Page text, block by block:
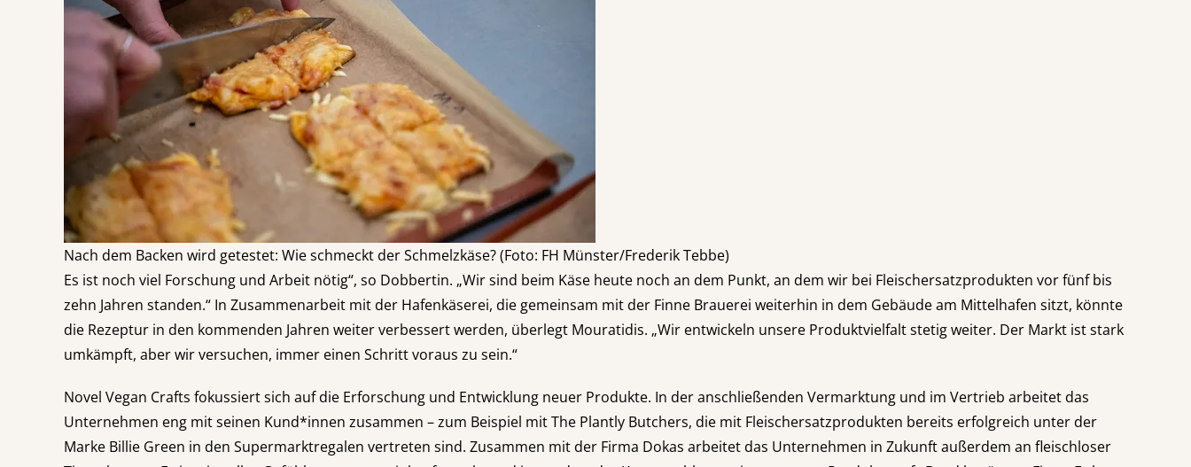
Nach dem Backen wird getestet: Wie schmeckt der Schmelzkäse? (Foto: FH Münster/Frederik Tebbe)
Es ist noch viel Forschung und Arbeit nötig“, so Dobbertin. „Wir sind beim Käse heute noch an dem Punkt, an dem wir bei Fleischersatzprodukten vor fünf bis
zehn Jahren standen.“ In Zusammenarbeit mit der Hafenkäserei, die gemeinsam mit der Finne Brauerei weiterhin in dem Gebäude am Mittelhafen sitzt, könnte
die Rezeptur in den kommenden Jahren weiter verbessert werden, überlegt Mouratidis. „Wir entwickeln unsere Produktvielfalt stetig weiter. Der Markt ist stark
umkämpft, aber wir versuchen, immer einen Schritt voraus zu sein.“
Novel Vegan Crafts fokussiert sich auf die Erforschung und Entwicklung neuer Produkte. In der anschließenden Vermarktung und im Vertrieb arbeitet das
Unternehmen eng mit seinen Kund*innen zusammen – zum Beispiel mit The Plantly Butchers, die mit Fleischersatzprodukten bereits erfolgreich unter der
Marke Billie Green in den Supermarktregalen vertreten sind. Zusammen mit der Firma Dokas arbeitet das Unternehmen in Zukunft außerdem an fleischloser